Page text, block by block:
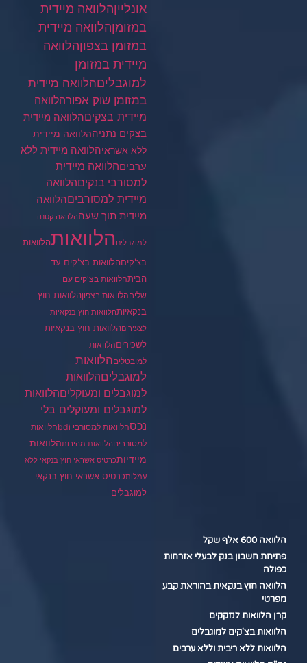
אונלייןהלוואה מיידית
במזומןהלוואה מיידית
במזומן בצפוןהלוואה
מיידית במזומן
למוגבליםהלוואה מיידית
במזומן שוק אפורהלוואה
מיידית בצקיםהלוואה מיידית
בצקים נתניההלוואה מיידית
ללא אשראיהלוואה מיידית ללא
ערביםהלוואה מיידית
למסורבי בנקיםהלוואה
מיידית למסורביםהלוואה
מיידית תוך שעההלוואה קטנה
למוגבלים הלוואותהלוואות
בצ'קיםהלוואות בצ'קים עד
הביתהלוואות בצ'קים עם
שליחהלוואות בצפוןהלוואות חוץ
בנקאיותהלוואות חוץ בנקאיות
לצעיריםהלוואות חוץ בנקאיות
לשכיריםהלוואות
למובטליםהלוואות
למוגבליםהלוואות
למוגבלים ומעוקליםהלוואות
למוגבלים ומעוקלים בלי
נכסהלוואות למסורבי bdi
הלוואות
למסורביםהלוואות מהירותהלוואות
מיידיותכרטיס אשראי חוץ בנקאי ללא
עמלותכרטיס אשראי חוץ בנקאי
למוגבלים
הלוואה 600 אלף שקל
פתיחת חשבון בנק לבעלי אזרחות
כפולה
הלוואה חוץ בנקאית בהוראת קבע
מפרטי
קרן הלוואות לנזקקים
הלוואות בצ'קים למוגבלים
הלוואות ללא ריבית וללא ערבים